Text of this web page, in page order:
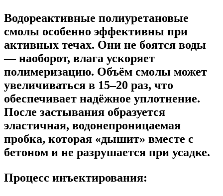
Водореактивные полиуретановые
смолы особенно эффективны при
активных течах. Они не боятся воды
— наоборот, влага ускоряет
полимеризацию. Объём смолы может
увеличиваться в 15–20 раз, что
обеспечивает надёжное уплотнение.
После застывания образуется
эластичная, водонепроницаемая
пробка, которая «дышит» вместе с
бетоном и не разрушается при усадке.
Процесс инъектирования: